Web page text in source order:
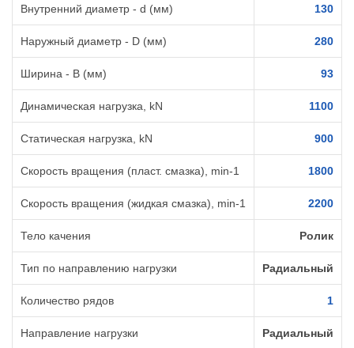
Внутренний диаметр - d (мм) 130
Наружный диаметр - D (мм) 280
Ширина - B (мм) 93
Динамическая нагрузка, kN 1100
Статическая нагрузка, kN 900
Скорость вращения (пласт. смазка), min-1 1800
Скорость вращения (жидкая смазка), min-1 2200
Тело качения Ролик
Тип по направлению нагрузки Радиальный
Количество рядов 1
Направление нагрузки Радиальный